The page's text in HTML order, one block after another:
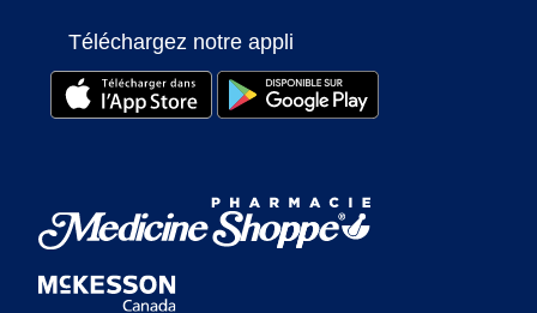
Téléchargez notre appli